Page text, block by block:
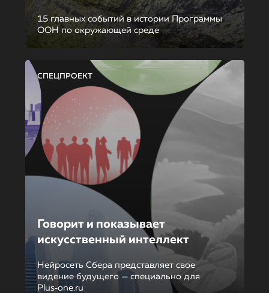
15 главных событий в истории Программы
ООН по окружающей среде
СПЕЦПРОЕКТ
Говорит и показывает
искусственный интеллект
Нейросеть Сбера представляет свое
видение будущего — специально для
Plus‑one.ru